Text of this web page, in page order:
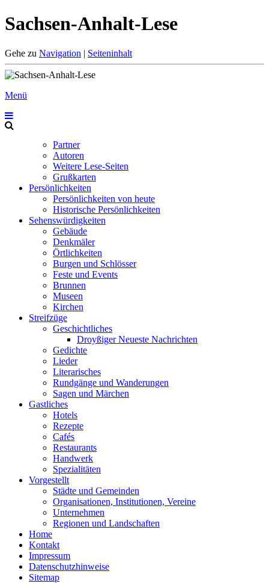
Sachsen-Anhalt-Lese
Gehe zu Navigation | Seiteninhalt
Menü
Partner
Autoren
Weitere Lese-Seiten
Grußkarten
Persönlichkeiten
Persönlichkeiten von heute
Historische Persönlichkeiten
Sehenswürdigkeiten
Gebäude
Denkmäler
Örtlichkeiten
Burgen und Schlösser
Feste und Events
Brunnen
Museen
Kirchen
Streifzüge
Geschichtliches
Droyßiger Neueste Nachrichten
Gedichte
Lieder
Literarisches
Rundgänge und Wanderungen
Sagen und Märchen
Gastliches
Hotels
Rezepte
Cafés
Restaurants
Handwerk
Spezialitäten
Vorgestellt
Städte und Gemeinden
Organisationen, Institutionen, Vereine
Unternehmen
Regionen und Landschaften
Home
Kontakt
Impressum
Datenschutzhinweise
Sitemap